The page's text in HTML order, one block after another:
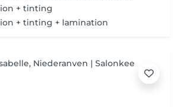
+ tinting
+ tinting + lamination